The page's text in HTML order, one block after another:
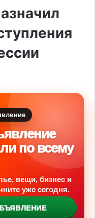
по всему
вещи, бизнес и
уже сегодня.